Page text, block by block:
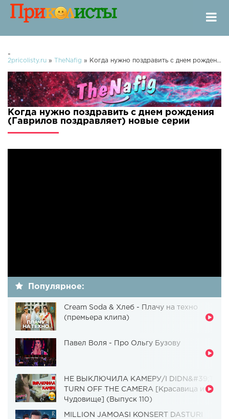
-
2pricolisty.ru » TheNafig » Когда нужно поздравить с днем рождения (Гаврилов поздравляет)
Когда нужно поздравить с днем рождения
(Гаврилов поздравляет) новые серии
Популярное:
Cream Soda & Хлеб - Плачу на техно
(премьера клипа)
Павел Воля - Про Ольгу Бузову
НЕ ВЫКЛЮЧИЛА КАМЕРУ/I DIDN&#39;T
TURN OFF THE CAMERA [Красавица и
Чудовище] (Выпуск 110)
MILLION JAMOASI KONSERT DASTURI